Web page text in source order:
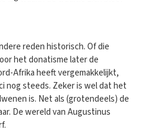
reden historisch. Of die
het donatisme later de
Afrika heeft vergemakkelijkt,
nog steeds. Zeker is wel dat het
is. Net als (grotendeels) de
De wereld van Augustinus